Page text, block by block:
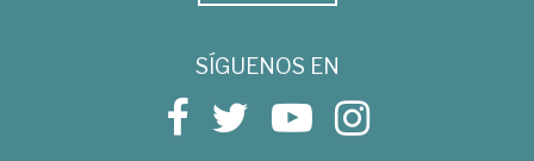
SÍGUENOS EN